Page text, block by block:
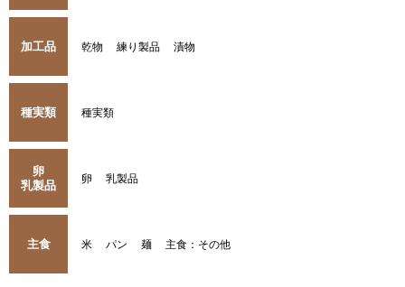
加工品 乾物 練り製品 漬物
種実類 種実類
卵
乳製品
卵 乳製品
主食 米 パン 麺 主食：その他